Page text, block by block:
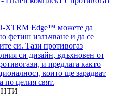
XTRM Edge™ можете да
фетиш излъчване и да се
си. Тази противогаз
си дизайн, вдъхновен от
и предлага както
които ще зарадват
по целия свят.